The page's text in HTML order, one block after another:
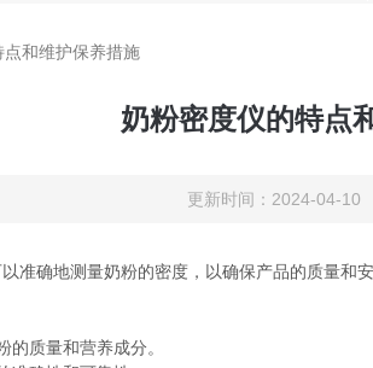
和维护保养措施
奶粉密度仪的特点
更新时间：2024-04-
准确地测量奶粉的密度，以确保产品的质量和安
质量和营养成分。